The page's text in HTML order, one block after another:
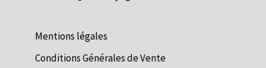
Mentions légales
Conditions Générales de Vente